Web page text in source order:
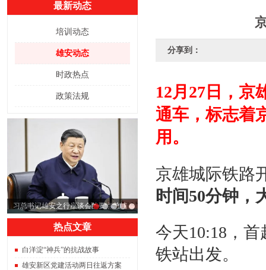
最新动态
培训动态
雄安动态
时政热点
政策法规
习总书记雄安之行座谈会的要点总结，
雄安建设将进入快车道
热点文章
白洋淀“神兵”的抗战故事
雄安新区党建活动两日往返方案
分享到：
12月27日，京
通车，标志着
用。
京雄城际铁路
时间50分钟，
今天10:18，
铁站出发。